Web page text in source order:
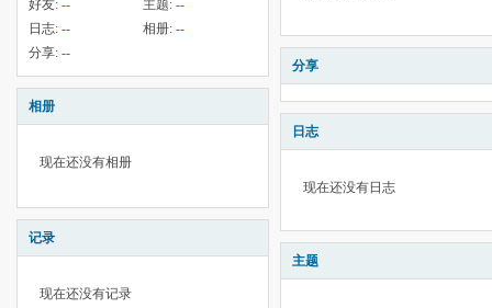
好友: -- 主题: --
日志: -- 相册: --
分享: --
相册
现在还没有相册
记录
现在还没有记录
分享
日志
现在还没有日志
主题